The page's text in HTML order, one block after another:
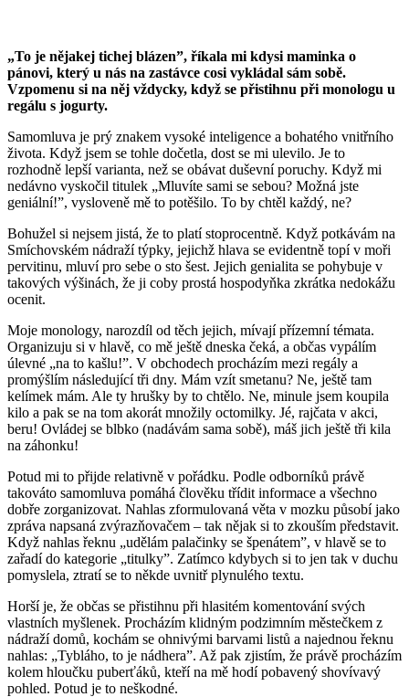
„To je nějakej tichej blázen”, říkala mi kdysi maminka o
pánovi, který u nás na zastávce cosi vykládal sám sobě.
Vzpomenu si na něj vždycky, když se přistihnu při monologu u
regálu s jogurty.
Samomluva je prý znakem vysoké inteligence a bohatého vnitřního
života. Když jsem se tohle dočetla, dost se mi ulevilo. Je to
rozhodně lepší varianta, než se obávat duševní poruchy. Když mi
nedávno vyskočil titulek „Mluvíte sami se sebou? Možná jste
geniální!”, vysloveně mě to potěšilo. To by chtěl každý, ne?
Bohužel si nejsem jistá, že to platí stoprocentně. Když potkávám na
Smíchovském nádraží týpky, jejichž hlava se evidentně topí v moři
pervitinu, mluví pro sebe o sto šest. Jejich genialita se pohybuje v
takových výšinách, že ji coby prostá hospodyňka zkrátka nedokážu
ocenit.
Moje monology, narozdíl od těch jejich, mívají přízemní témata.
Organizuju si v hlavě, co mě ještě dneska čeká, a občas vypálím
úlevné „na to kašlu!”. V obchodech procházím mezi regály a
promýšlím následující tři dny. Mám vzít smetanu? Ne, ještě tam
kelímek mám. Ale ty hrušky by to chtělo. Ne, minule jsem koupila
kilo a pak se na tom akorát množily octomilky. Jé, rajčata v akci,
beru! Ovládej se blbko (nadávám sama sobě), máš jich ještě tři kila
na záhonku!
Potud mi to přijde relativně v pořádku. Podle odborníků právě
takováto samomluva pomáhá člověku třídit informace a všechno
dobře zorganizovat. Nahlas zformulovaná věta v mozku působí jako
zpráva napsaná zvýrazňovačem – tak nějak si to zkouším představit.
Když nahlas řeknu „udělám palačinky se špenátem”, v hlavě se to
zařadí do kategorie „titulky”. Zatímco kdybych si to jen tak v duchu
pomyslela, ztratí se to někde uvnitř plynulého textu.
Horší je, že občas se přistihnu při hlasitém komentování svých
vlastních myšlenek. Procházím klidným podzimním městečkem z
nádraží domů, kochám se ohnivými barvami listů a najednou řeknu
nahlas: „Tybláho, to je nádhera”. Až pak zjistím, že právě procházím
kolem hloučku puberťáků, kteří na mě hodí pobavený shovívavý
pohled. Potud je to neškodné.